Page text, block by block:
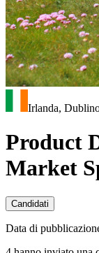
Irlanda,
Product
Market
Candidati
Data di